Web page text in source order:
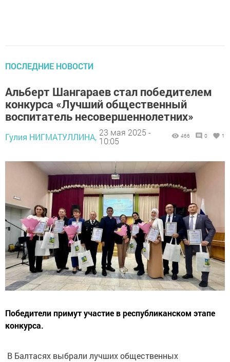
ПОСЛЕДНИЕ НОВОСТИ
Альберт Шангараев стал победителем
конкурса «Лучший общественный
воспитатель несовершеннолетних»
Гулия НИГМАТУЛЛИНА, 23 мая 2025 -
10:05
466 0 1
Победители примут участие в республиканском этапе
конкурса.
В Балтасях выбрали лучших общественных